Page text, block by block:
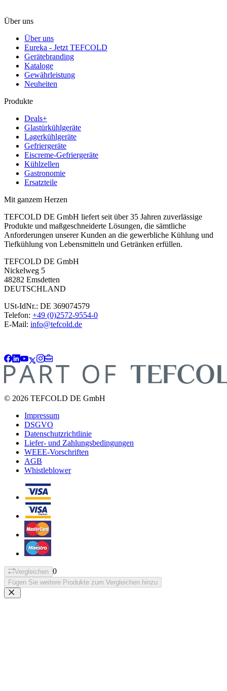
Über uns
Über uns
Eureka - Jetzt TEFCOLD
Gerätebranding
Kataloge
Gewährleistung
Neuheiten
Produkte
Deals+
Glastürkühlgeräte
Lagerkühlgeräte
Gefriergeräte
Eiscreme-Gefriergeräte
Kühlzellen
Gastronomie
Ersatzteile
Mit ganzem Herzen
TEFCOLD DE GmbH liefert seit über 35 Jahren zuverlässige
Produkte und maßgeschneiderte Lösungen, die sämtliche
Anforderungen unserer Kunden an die gewerbliche Kühlung und
Tiefkühlung von Lebensmitteln und Getränken erfüllen.
TEFCOLD DE GmbH
Nickelweg 5
48282 Emsdetten
DEUTSCHLAND
USt-IdNr.: DE 369074579
Telefon: +49 (0)2572-9554-0
E-Mail: info@tefcold.de
© 2026 TEFCOLD DE GmbH
Impressum
DSGVO
Datenschutzrichtlinie
Liefer- und Zahlungsbedingungen
WEEE-Vorschriften
AGB
Whistleblower
Vergleichen 0
Fügen Sie weitere Produkte zum Vergleichen hinzu